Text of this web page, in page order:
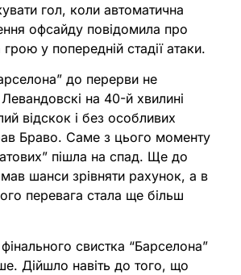
гол, коли автоматична
офсайду повідомила про
у попередній стадії атаки.
до перерви не
на 40-й хвилині
відскок і без особливих
Браво. Саме з цього моменту
пішла на спад. Ще до
мав шанси зрівняти рахунок, а в
перевага стала ще більш
свистка “Барселона”
Дійшло навіть до того, що